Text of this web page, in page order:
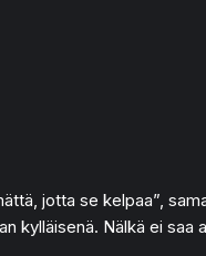
jotta se kelpaa”,
kylläisenä. Nälkä ei saa